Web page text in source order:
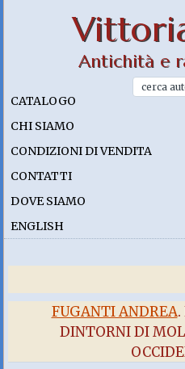
Antichità e
CATALOGO
CHI SIAMO
CONDIZIONI DI VENDITA
CONTATTI
DOVE SIAMO
ENGLISH
FUGANTI ANDREA.
DINTORNI DI